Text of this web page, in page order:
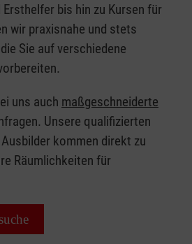
bis hin zu Kursen für
wir praxisnahe und stets
Sie auf verschiedene
uns auch maßgeschneiderte
Unsere qualifizierten
kommen direkt zu
Räumlichkeiten für